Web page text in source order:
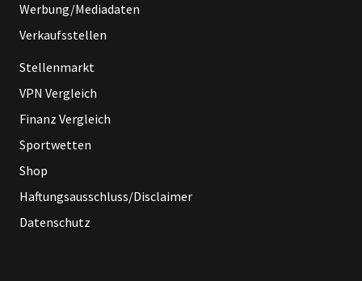
Werbung/Mediadaten
Verkaufsstellen
Stellenmarkt
VPN Vergleich
Finanz Vergleich
Sportwetten
Shop
Haftungsausschluss/Disclaimer
Datenschutz